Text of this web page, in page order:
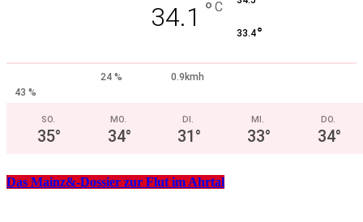
34.1 ° C
33.4°
24 %
0.9kmh
43 %
SO.
35°
MO.
34°
DI.
31°
MI.
33°
DO.
34°
Das Mainz&-Dossier zur Flut im Ahrtal